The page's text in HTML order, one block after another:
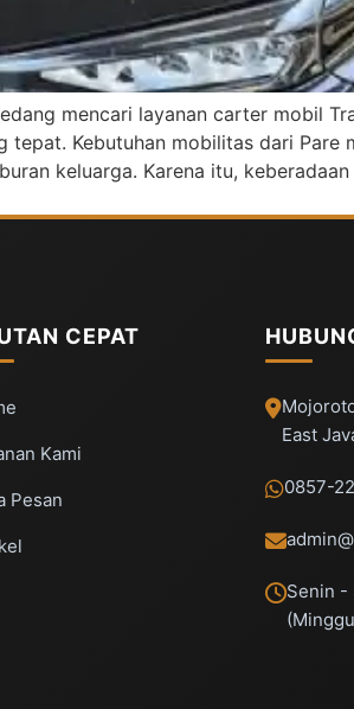
mencari layanan carter mobil
Kebutuhan mobilitas dari Pare
keluarga. Karena itu,
CEPAT
Kami
Pesan
East
0857-
Senin -